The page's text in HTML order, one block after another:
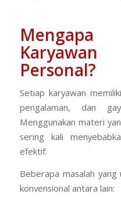
Personal?
Setiap karyawan
pengalaman, dan
Menggunakan materi
sering kali
efektif.
Beberapa masalah
konvensional antara lain: